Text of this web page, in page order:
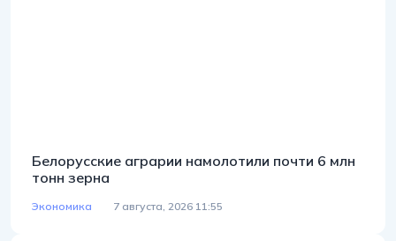
Белорусские аграрии намолотили почти 6 млн
тонн зерна
Экономика 7 августа, 2026 11:55